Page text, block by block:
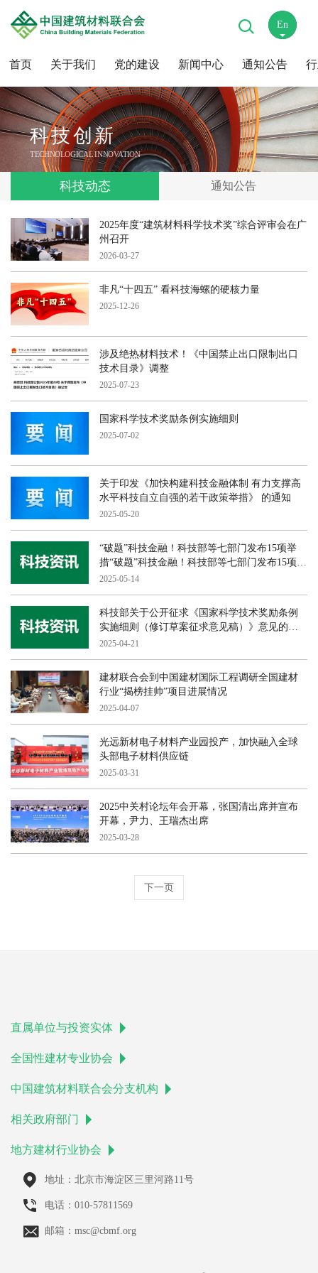
首页 关于我们 党的建设 新闻中心 通知公告
En
中
科技创新
TECHNOLOGICAL INNOVATION
科技动态 通知公告
2025年度“建筑材料科学技术奖”综合评审会在广
州召开
2026-03-27
非凡“十四五” 看科技海螺的硬核力量
2025-12-26
涉及绝热材料技术！《中国禁止出口限制出口
技术目录》调整
2025-07-23
国家科学技术奖励条例实施细则
2025-07-02
关于印发《加快构建科技金融体制 有力支撑高
水平科技自立自强的若干政策举措》 的通知
2025-05-20
“破题”科技金融！科技部等七部门发布15项举
措“破题”科技金融！科技部等七部门发布15项举
措
2025-05-14
科技部关于公开征求《国家科学技术奖励条例
实施细则（修订草案征求意见稿）》意见的通
知
2025-04-21
建材联合会到中国建材国际工程调研全国建材
行业“揭榜挂帅”项目进展情况
2025-04-07
光远新材电子材料产业园投产，加快融入全球
头部电子材料供应链
2025-03-31
2025中关村论坛年会开幕，张国清出席并宣布
开幕，尹力、王瑞杰出席
2025-03-28
下一页
直属单位与投资实体
全国性建材专业协会
中国建筑材料联合会分支机构
相关政府部门
地方建材行业协会
地址：北京市海淀区三里河路11号
电话：010-57811569
邮箱：msc@cbmf.org